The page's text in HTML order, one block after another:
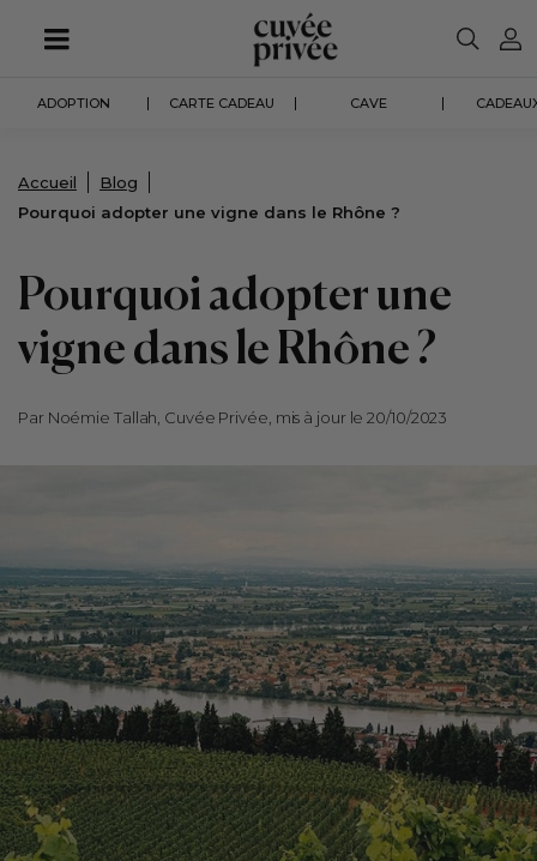
contenu
ADOPTION CARTE CADEAU CAVE
Accueil
Blog
Pourquoi adopter une vigne dans le Rhône ?
Pourquoi adopter une
vigne dans le Rhône ?
Par Noémie Tallah, Cuvée Privée, mis à jour le 20/10/2023